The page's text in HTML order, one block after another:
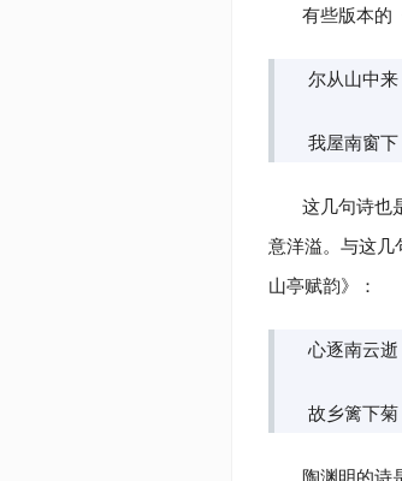
有些版本的
尔从山中来
我屋南窗下
这几句诗也
意洋溢。与这几
山亭赋韵》：
心逐南云逝
故乡篱下菊
陶渊明的诗